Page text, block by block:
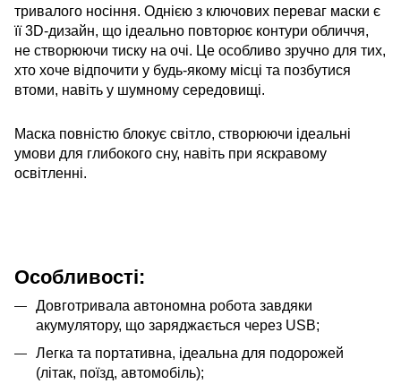
тривалого носіння. Однією з ключових переваг маски є
її 3D-дизайн, що ідеально повторює контури обличчя,
не створюючи тиску на очі. Це особливо зручно для тих,
хто хоче відпочити у будь-якому місці та позбутися
втоми, навіть у шумному середовищі.
Маска повністю блокує світло, створюючи ідеальні
умови для глибокого сну, навіть при яскравому
освітленні.
Особливості:
Довготривала автономна робота завдяки
акумулятору, що заряджається через USB;
Легка та портативна, ідеальна для подорожей
(літак, поїзд, автомобіль);